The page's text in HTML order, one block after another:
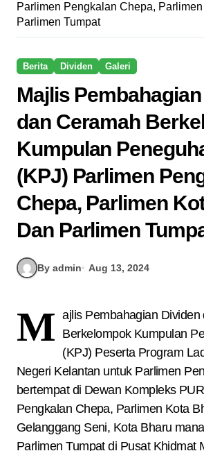
Parlimen Pengkalan Chepa,
Parlimen Tumpat
Berita Dividen Galeri
Majlis
dan Ceramah
Kumpulan
(KPJ) Parlimen
Chepa, Parlimen
Dan Parlimen
By admin Aug 13, 2024
M ajlis Pembahagian Dividen
Berkelompok Kumpulan
(KPJ) Peserta Program
Negeri Kelantan untuk Parlimen
bertempat di Dewan Kompleks
Pengkalan Chepa, Parlimen Kota
Gelanggang Seni, Kota Bharu
Parlimen Tumpat di Pusat Khidmat